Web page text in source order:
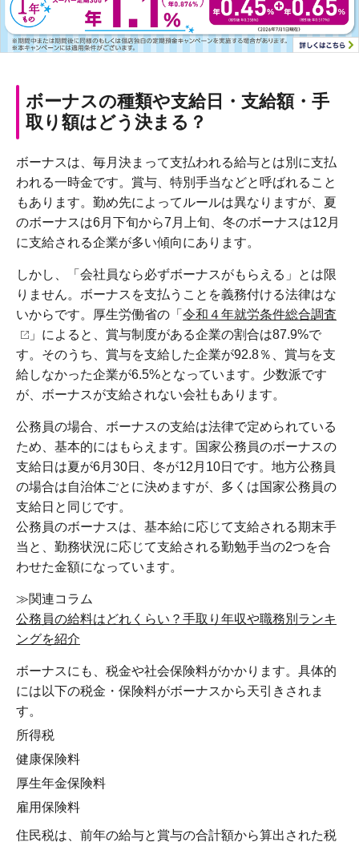
ボーナスの種類や支給日・支給額・手
取り額はどう決まる？
ボーナスは、毎月決まって支払われる給与とは別に支払
われる一時金です。賞与、特別手当などと呼ばれること
もあります。勤め先によってルールは異なりますが、夏
のボーナスは6月下旬から7月上旬、冬のボーナスは12月
に支給される企業が多い傾向にあります。
しかし、「会社員なら必ずボーナスがもらえる」とは限
りません。ボーナスを支払うことを義務付ける法律はな
いからです。厚生労働省の「 令和４年就労条件総合調査
」によると、賞与制度がある企業の割合は87.9%で
す。そのうち、賞与を支給した企業が92.8％、賞与を支
給しなかった企業が6.5%となっています。少数派です
が、ボーナスが支給されない会社もあります。
公務員の場合、ボーナスの支給は法律で定められている
ため、基本的にはもらえます。国家公務員のボーナスの
支給日は夏が6月30日、冬が12月10日です。地方公務員
の場合は自治体ごとに決めますが、多くは国家公務員の
支給日と同じです。
公務員のボーナスは、基本給に応じて支給される期末手
当と、勤務状況に応じて支給される勤勉手当の2つを合
わせた金額になっています。
≫関連コラム
公務員の給料はどれくらい？手取り年収や職務別ランキ
ングを紹介
ボーナスにも、税金や社会保険料がかかります。具体的
には以下の税金・保険料がボーナスから天引きされま
す。
所得税
健康保険料
厚生年金保険料
雇用保険料
住民税は、前年の給与と賞与の合計額から算出された税